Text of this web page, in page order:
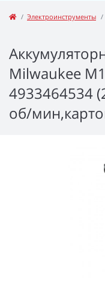
Электроинструменты
Milwaukee
4933464534
об/